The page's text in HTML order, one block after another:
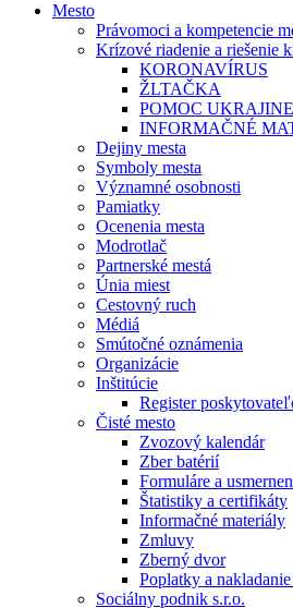
Mesto
Právomoci a kompetencie
Krízové riadenie a riešenie
KORONAVÍRUS
ŽLTAČKA
POMOC UKRAJINE
INFORMAČNÉ
Dejiny mesta
Symboly mesta
Významné osobnosti
Pamiatky
Ocenenia mesta
Modrotlač
Partnerské mestá
Únia miest
Cestovný ruch
Médiá
Smútočné oznámenia
Organizácie
Inštitúcie
Register
Čisté mesto
Zvozový kalendár
Zber batérií
Formuláre a
Štatistiky a certifikáty
Informačné materiály
Zmluvy
Zberný dvor
Poplatky a
Sociálny podnik s.r.o.